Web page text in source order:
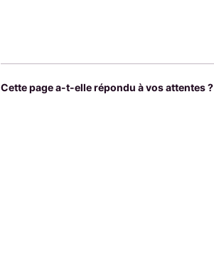
Cette page a-t-elle répondu à vos attentes ?